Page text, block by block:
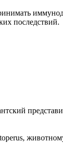
последствий.